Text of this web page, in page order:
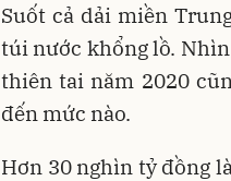
Suốt cả dải miền
túi nước khổng lồ.
thiên tai năm 2020
đến mức nào.
Hơn 30 nghìn tỷ đồng